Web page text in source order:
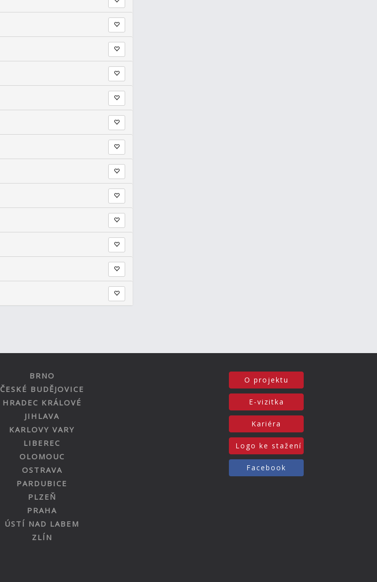
BRNO
ČESKÉ BUDĚJOVICE
HRADEC KRÁLOVÉ
JIHLAVA
KARLOVY VARY
LIBEREC
OLOMOUC
OSTRAVA
PARDUBICE
PLZEŇ
PRAHA
ÚSTÍ NAD LABEM
ZLÍN
O projektu
E-vizitka
Kariéra
Logo ke stažení
Facebook